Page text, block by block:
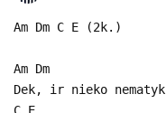
Am Dm C E (2k.)
Am Dm
Dek, ir nieko
C E